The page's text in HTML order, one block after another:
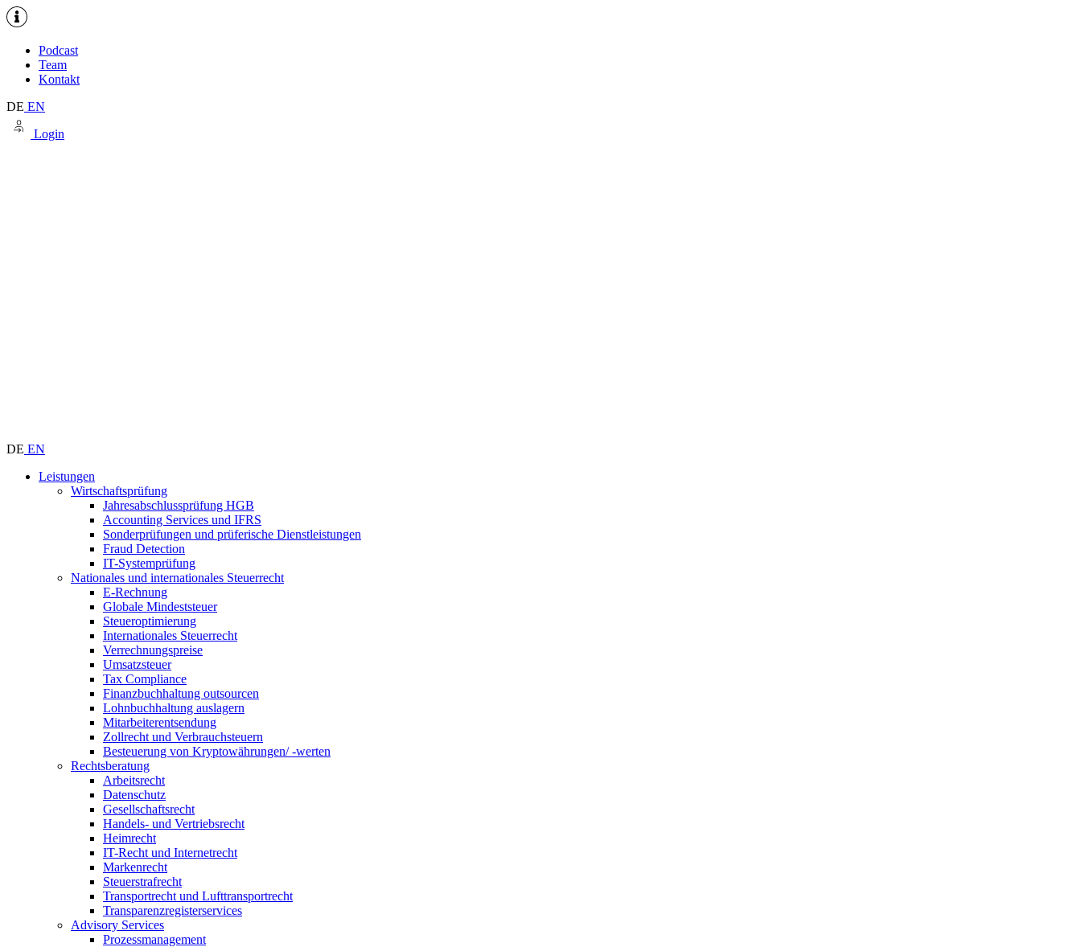
Podcast
Team
Kontakt
DE EN
Login
DE EN
Leistungen
Wirtschaftsprüfung
Jahresabschlussprüfung HGB
Accounting Services und IFRS
Sonderprüfungen und prüferische Dienstleistungen
Fraud Detection
IT-Systemprüfung
Nationales und internationales Steuerrecht
E-Rechnung
Globale Mindeststeuer
Steueroptimierung
Internationales Steuerrecht
Verrechnungspreise
Umsatzsteuer
Tax Compliance
Finanzbuchhaltung outsourcen
Lohnbuchhaltung auslagern
Mitarbeiterentsendung
Zollrecht und Verbrauchsteuern
Besteuerung von Kryptowährungen/ -werten
Rechtsberatung
Arbeitsrecht
Datenschutz
Gesellschaftsrecht
Handels- und Vertriebsrecht
Heimrecht
IT-Recht und Internetrecht
Markenrecht
Steuerstrafrecht
Transportrecht und Lufttransportrecht
Transparenzregisterservices
Advisory Services
Prozessmanagement